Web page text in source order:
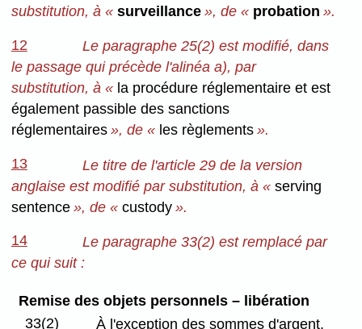
substitution, à « surveillance», de « probation ».
12
Le paragraphe 25(2) est modifié, dans
le passage qui précède l'alinéa a), par
substitution, à « la procédure réglementaire et est
également passible des sanctions
réglementaires», de « les règlements».
13
Le titre de l'article 29 de la version
anglaise est modifié par substitution, à « serving
sentence», de « custody».
14
Le paragraphe 33(2) est remplacé par
ce qui suit :
Remise des objets personnels – libération
33(2)
À l'exception des sommes d'argent,